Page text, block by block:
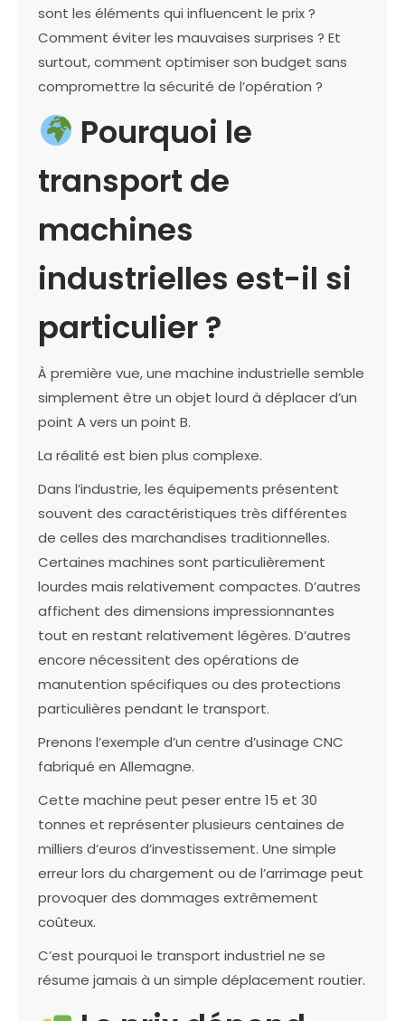
sont les éléments qui influencent le prix ?
Comment éviter les mauvaises surprises ? Et
surtout, comment optimiser son budget sans
compromettre la sécurité de l’opération ?
Pourquoi le
transport de
machines
industrielles est-il si
particulier ?
À première vue, une machine industrielle semble
simplement être un objet lourd à déplacer d’un
point A vers un point B.
La réalité est bien plus complexe.
Dans l’industrie, les équipements présentent
souvent des caractéristiques très différentes
de celles des marchandises traditionnelles.
Certaines machines sont particulièrement
lourdes mais relativement compactes. D’autres
affichent des dimensions impressionnantes
tout en restant relativement légères. D’autres
encore nécessitent des opérations de
manutention spécifiques ou des protections
particulières pendant le transport.
Prenons l’exemple d’un centre d’usinage CNC
fabriqué en Allemagne.
Cette machine peut peser entre 15 et 30
tonnes et représenter plusieurs centaines de
milliers d’euros d’investissement. Une simple
erreur lors du chargement ou de l’arrimage peut
provoquer des dommages extrêmement
coûteux.
C’est pourquoi le transport industriel ne se
résume jamais à un simple déplacement routier.